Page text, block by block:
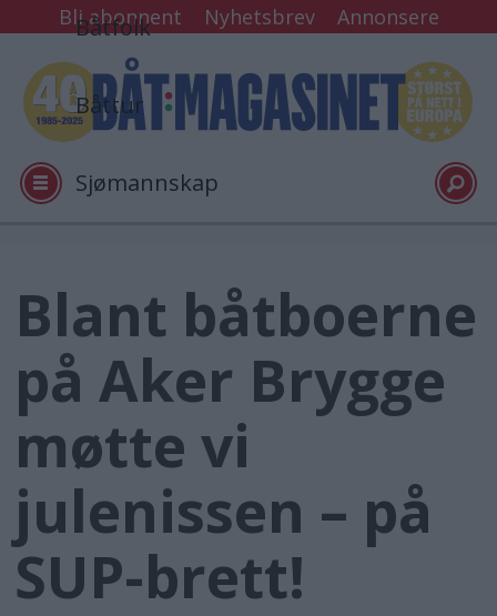
Bli abonnent Nyhetsbrev Annonsere
Båtfolk
Båttur
Sjømannskap
Arkiv
Logg inn
Blant båtboerne
på Aker Brygge
møtte vi
julenissen – på
SUP-brett!